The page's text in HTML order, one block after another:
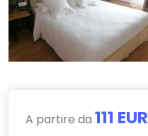
A partire da 111 EUR